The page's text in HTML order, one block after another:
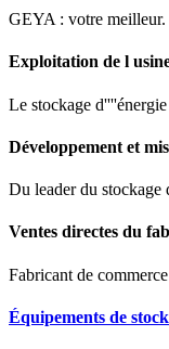
GEYA : votre meilleur.
Exploitation de l
Le stockage
Développement et
Du leader du stockage
Ventes directes du
Fabricant de
Équipements de